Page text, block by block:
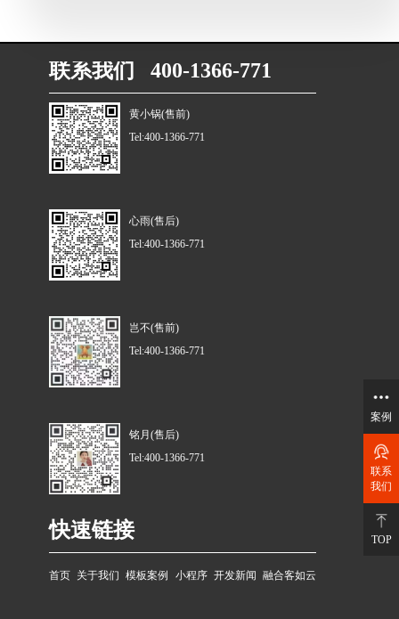
快速链接
首页 关于我们 模板案例 小程序 开发新闻 融合客如云
联系我们 400-1366-771
黄小锅(售前)
Tel:400-1366-771
心雨(售后)
Tel:400-1366-771
岂不(售前)
Tel:400-1366-771
铭月(售后)
Tel:400-1366-771
案例
联系
我们
TOP